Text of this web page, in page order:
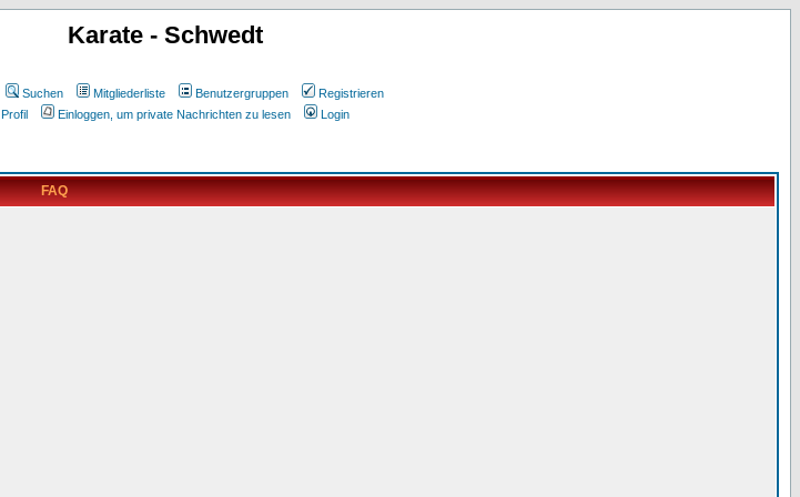
Karate - Schwedt
Suchen Mitgliederliste Benutzergruppen
Registrieren
Profil
Einloggen, um private Nachrichten zu lesen Login
FAQ